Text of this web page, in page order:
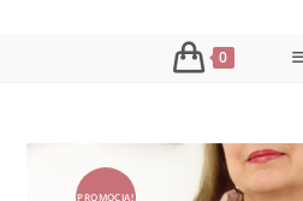
0
PROMOCJA!